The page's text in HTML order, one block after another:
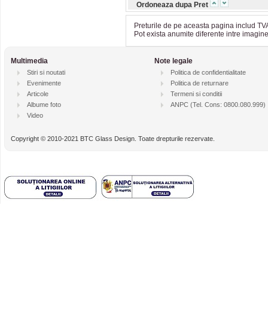
Ordoneaza dupa Pret
Preturile de pe aceasta pagina includ
Pot exista anumite diferente intre
Multimedia
Stiri si noutati
Evenimente
Articole
Albume foto
Video
Note legale
Politica de confidentialitate
Politica de returnare
Termeni si conditii
ANPC (Tel. Cons: 0800.080.999)
Copyright © 2010-2021 BTC Glass Design. Toate drepturile rezervate.